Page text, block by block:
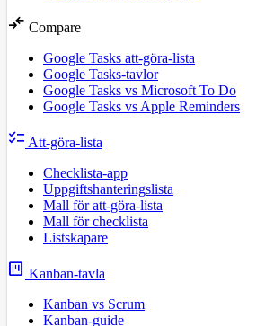
compare_arrows Compare
Google Tasks att-göra-lista
Google Tasks-tavlor
Google Tasks vs Microsoft To Do
Google Tasks vs Apple Reminders
checklist Att-göra-lista
Checklista-app
Uppgiftshanteringslista
Mall för att-göra-lista
Mall för checklista
Listskapare
view_kanban Kanban-tavla
Kanban vs Scrum
Kanban-guide